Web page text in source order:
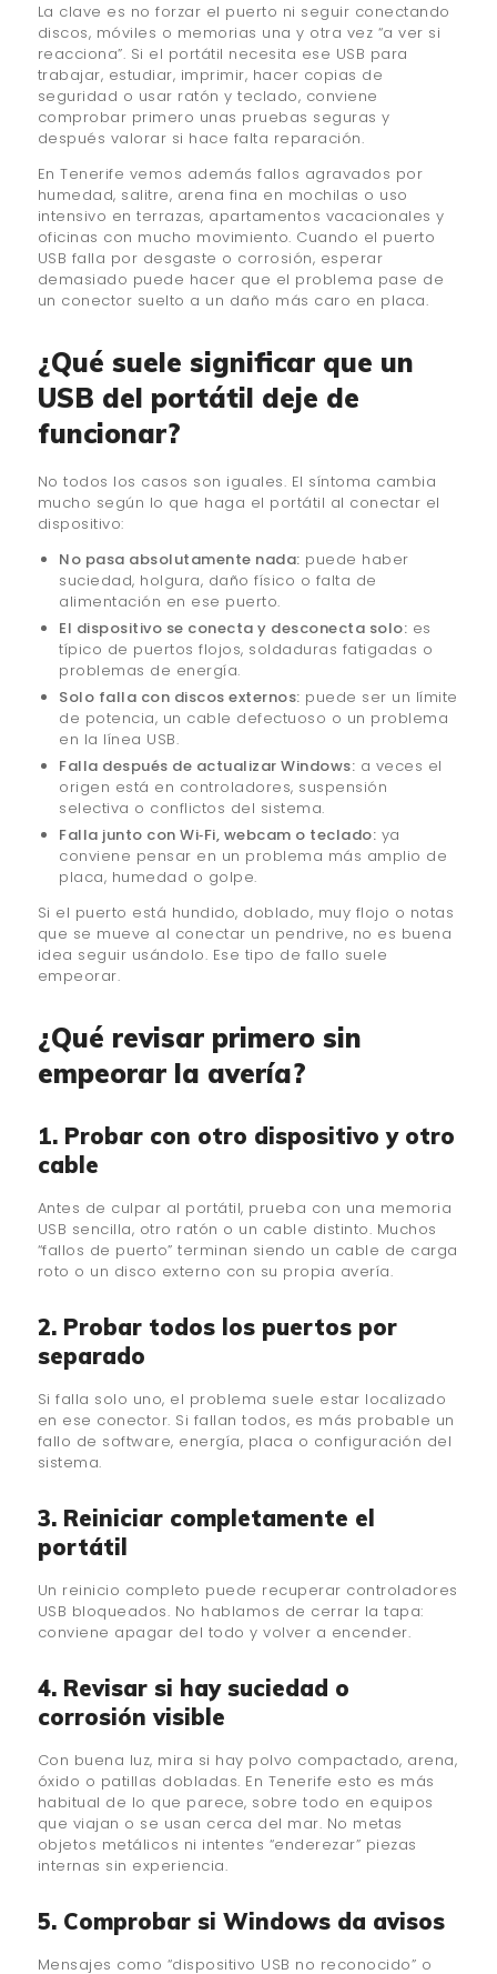
La clave es no forzar el puerto ni seguir conectando
discos, móviles o memorias una y otra vez “a ver si
reacciona”. Si el portátil necesita ese USB para
trabajar, estudiar, imprimir, hacer copias de
seguridad o usar ratón y teclado, conviene
comprobar primero unas pruebas seguras y
después valorar si hace falta reparación.
En Tenerife vemos además fallos agravados por
humedad, salitre, arena fina en mochilas o uso
intensivo en terrazas, apartamentos vacacionales y
oficinas con mucho movimiento. Cuando el puerto
USB falla por desgaste o corrosión, esperar
demasiado puede hacer que el problema pase de
un conector suelto a un daño más caro en placa.
¿Qué suele significar que un
USB del portátil deje de
funcionar?
No todos los casos son iguales. El síntoma cambia
mucho según lo que haga el portátil al conectar el
dispositivo:
No pasa absolutamente nada: puede haber
suciedad, holgura, daño físico o falta de
alimentación en ese puerto.
El dispositivo se conecta y desconecta solo: es
típico de puertos flojos, soldaduras fatigadas o
problemas de energía.
Solo falla con discos externos: puede ser un límite
de potencia, un cable defectuoso o un problema
en la línea USB.
Falla después de actualizar Windows: a veces el
origen está en controladores, suspensión
selectiva o conflictos del sistema.
Falla junto con Wi‑Fi, webcam o teclado: ya
conviene pensar en un problema más amplio de
placa, humedad o golpe.
Si el puerto está hundido, doblado, muy flojo o notas
que se mueve al conectar un pendrive, no es buena
idea seguir usándolo. Ese tipo de fallo suele
empeorar.
¿Qué revisar primero sin
empeorar la avería?
1. Probar con otro dispositivo y otro
cable
Antes de culpar al portátil, prueba con una memoria
USB sencilla, otro ratón o un cable distinto. Muchos
“fallos de puerto” terminan siendo un cable de carga
roto o un disco externo con su propia avería.
2. Probar todos los puertos por
separado
Si falla solo uno, el problema suele estar localizado
en ese conector. Si fallan todos, es más probable un
fallo de software, energía, placa o configuración del
sistema.
3. Reiniciar completamente el
portátil
Un reinicio completo puede recuperar controladores
USB bloqueados. No hablamos de cerrar la tapa:
conviene apagar del todo y volver a encender.
4. Revisar si hay suciedad o
corrosión visible
Con buena luz, mira si hay polvo compactado, arena,
óxido o patillas dobladas. En Tenerife esto es más
habitual de lo que parece, sobre todo en equipos
que viajan o se usan cerca del mar. No metas
objetos metálicos ni intentes “enderezar” piezas
internas sin experiencia.
5. Comprobar si Windows da avisos
Mensajes como “dispositivo USB no reconocido” o